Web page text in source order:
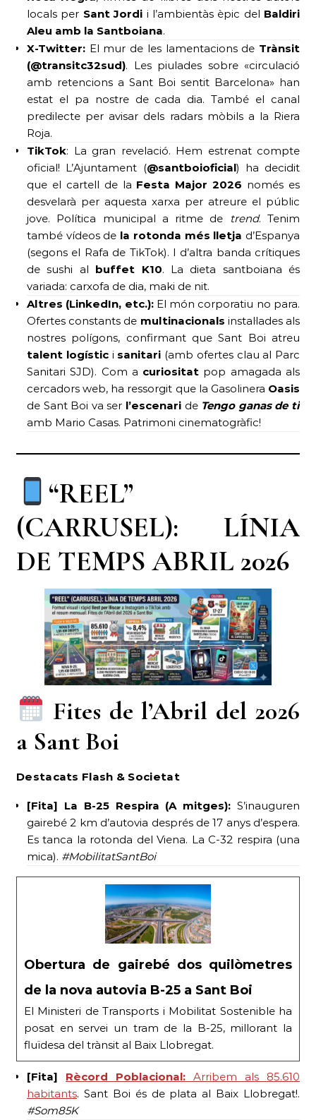
locals per Sant Jordi i l’ambientàs èpic del Baldiri
Aleu amb la Santboiana.
X-Twitter: El mur de les lamentacions de Trànsit
(@transitc32sud). Les piulades sobre «circulació
amb retencions a Sant Boi sentit Barcelona» han
estat el pa nostre de cada dia. També el canal
predilecte per avisar dels radars mòbils a la Riera
Roja.
TikTok: La gran revelació. Hem estrenat compte
oficial! L’Ajuntament (@santboioficial) ha decidit
que el cartell de la Festa Major 2026 només es
desvelarà per aquesta xarxa per atreure el públic
jove. Política municipal a ritme de
trend. Tenim
també vídeos de la rotonda més lletja d’Espanya
(segons el Rafa de TikTok). I d’altra banda crítiques
de sushi al buffet K10. La dieta santboiana és
variada: carxofa de dia, maki de nit.
Altres (LinkedIn, etc.):El món corporatiu no para.
Ofertes constants de multinacionals instal·lades als
nostres polígons, confirmant que Sant Boi atreu
talent logístici sanitari (amb ofertes clau al Parc
Sanitari SJD). Com a curiositat pop amagada als
cercadors web, ha ressorgit que la Gasolinera Oasis
de Sant Boi va ser l’escenari de Tengo ganas de ti
amb Mario Casas. Patrimoni cinematogràfic!
“REEL”
(CARRUSEL): LÍNIA
DE TEMPS ABRIL 2026
Fites de l’Abril del 2026
a Sant Boi
Destacats Flash & Societat
[Fita] La B-25 Respira (A mitges): S’inauguren
gairebé 2 km d’autovia després de 17 anys d’espera.
Es tanca la rotonda del Viena. La C-32 respira (una
mica). #MobilitatSantBoi
Obertura de gairebé dos quilòmetres
de la nova autovia B-25 a Sant Boi
El Ministeri de Transports i Mobilitat Sostenible ha
posat en servei un tram de la B-25, millorant la
fluïdesa del trànsit al Baix Llobregat.
[Fita] Rècord Poblacional: Arribem als 85.610
habitants. Sant Boi és de plata al Baix Llobregat!.
#Som85K